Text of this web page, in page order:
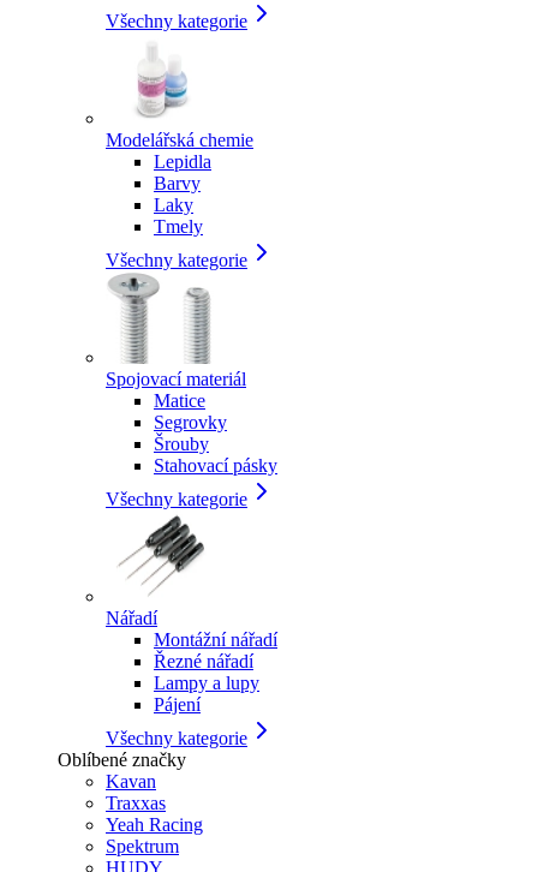
Všechny kategorie
Modelářská chemie
Lepidla
Barvy
Laky
Tmely
Všechny kategorie
Spojovací materiál
Matice
Segrovky
Šrouby
Stahovací pásky
Všechny kategorie
Nářadí
Montážní nářadí
Řezné nářadí
Lampy a lupy
Pájení
Všechny kategorie
Oblíbené značky
Kavan
Traxxas
Yeah Racing
Spektrum